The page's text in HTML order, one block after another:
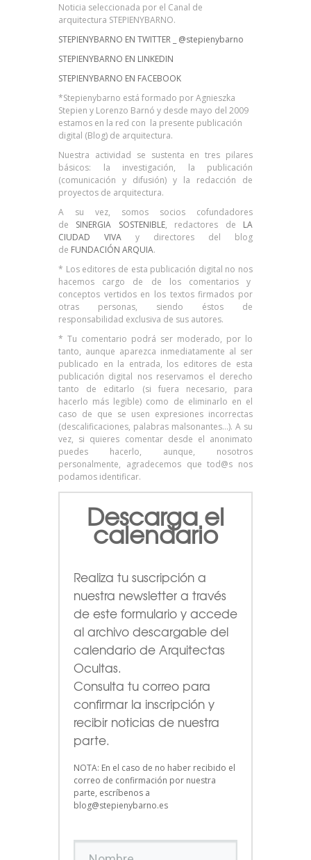
Noticia seleccionada por el Canal de
arquitectura STEPIENYBARNO.
STEPIENYBARNO EN TWITTER _ @stepienybarno
STEPIENYBARNO EN LINKEDIN
STEPIENYBARNO EN FACEBOOK
*Stepienybarno está formado por Agnieszka
Stepien y Lorenzo Barnó y desde mayo del 2009
estamos en la red con la presente publicación
digital (Blog) de arquitectura.
Nuestra actividad se sustenta en tres pilares
básicos: la investigación, la publicación
(comunicación y difusión) y la redacción de
proyectos de arquitectura.
A su vez, somos socios cofundadores
de
SINERGIA SOSTENIBLE, redactores de
LA
CIUDAD VIVA
y directores del blog
de FUNDACIÓN ARQUIA.
* Los editores de esta publicación digital no nos
hacemos cargo de de los comentarios y
conceptos vertidos en los textos firmados por
otras personas, siendo éstos de
responsabilidad exclusiva de sus autores.
* Tu comentario podrá ser moderado, por lo
tanto, aunque aparezca inmediatamente al ser
publicado en la entrada, los editores de esta
publicación digital nos reservamos el derecho
tanto de editarlo (si fuera necesario, para
hacerlo más legible) como de eliminarlo en el
caso de que se usen expresiones incorrectas
(descalificaciones, palabras malsonantes…). A su
vez, si quieres comentar desde el anonimato
puedes hacerlo, aunque, nosotros
personalmente, agradecemos que tod@s nos
podamos identificar.
Descarga el
calendario
Realiza tu suscripción a
nuestra newsletter a través
de este formulario y accede
al archivo descargable del
calendario de Arquitectas
Ocultas.
Consulta tu correo para
confirmar la inscripción y
recibir noticias de nuestra
parte.
NOTA: En el caso de no haber recibido el
correo de confirmación por nuestra
parte, escríbenos a
blog@stepienybarno.es